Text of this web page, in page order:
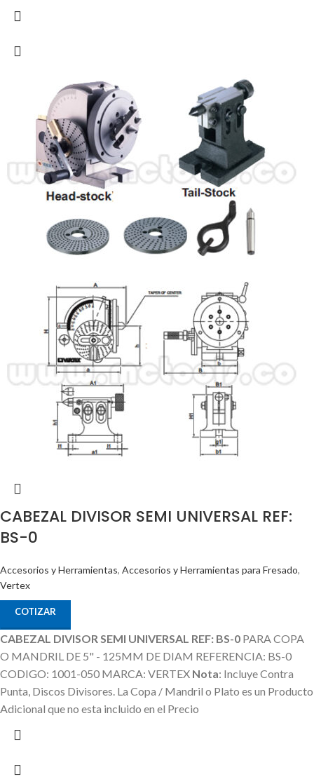
CABEZAL DIVISOR SEMI UNIVERSAL REF:
BS-0
Accesorios y Herramientas, Accesorios y Herramientas para Fresado,
Vertex
COTIZAR
CABEZAL DIVISOR SEMI UNIVERSAL REF: BS-0 PARA COPA
O MANDRIL DE 5" - 125MM DE DIAM REFERENCIA: BS-0
CODIGO: 1001-050 MARCA: VERTEX Nota: Incluye Contra
Punta, Discos Divisores. La Copa / Mandril o Plato es un Producto
Adicional que no esta incluido en el Precio